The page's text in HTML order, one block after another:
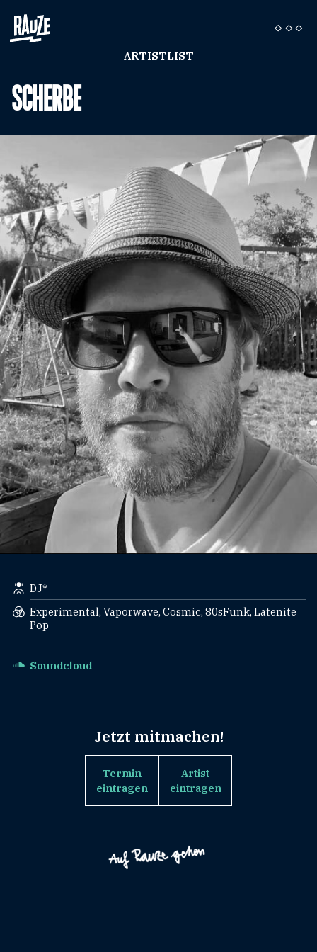
ARTISTLIST
SCHERBE
DJ*
Experimental, Vaporwave, Cosmic, 80sFunk, Latenite
Pop
Soundcloud
Jetzt mitmachen!
Termin
eintragen
Artist
eintragen